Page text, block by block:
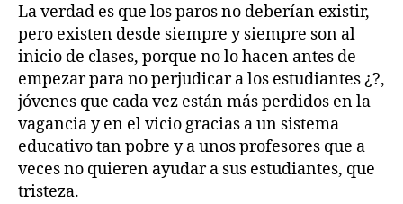
La verdad es que los paros no deberían existir,
pero existen desde siempre y siempre son al
inicio de clases, porque no lo hacen antes de
empezar para no perjudicar a los estudiantes ¿?,
jóvenes que cada vez están más perdidos en la
vagancia y en el vicio gracias a un sistema
educativo tan pobre y a unos profesores que a
veces no quieren ayudar a sus estudiantes, que
tristeza.